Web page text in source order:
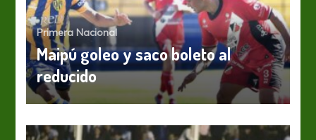
Primera Nacional
Maipú goleo y saco boleto al
reducido